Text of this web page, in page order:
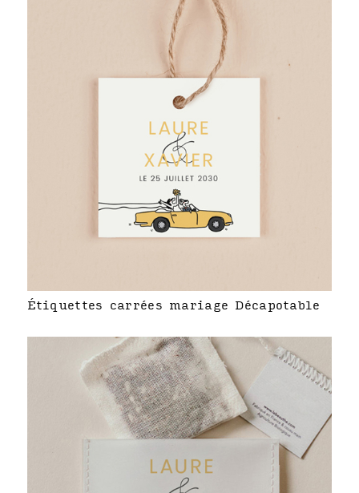
Étiquettes carrées mariage Décapotable